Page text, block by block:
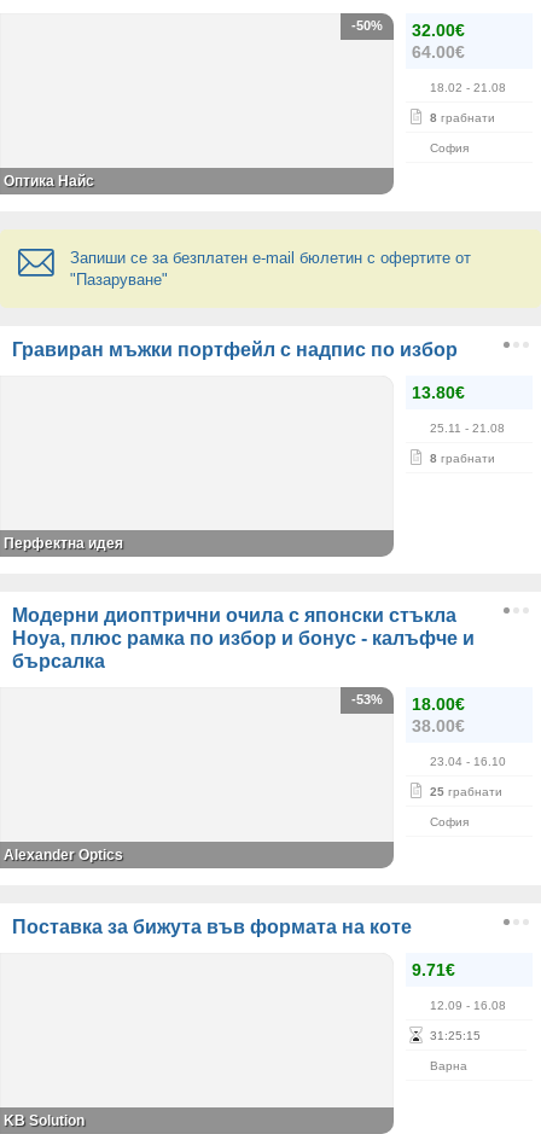
32.00€
64.00€
18.02 - 21.08
8 грабнати
София
-50%
Оптика Найс
Запиши се за безплатен e-mail бюлетин с офертите от
"Пазаруване"
Гравиран мъжки портфейл с надпис по избор
13.80€
25.11 - 21.08
8 грабнати
Перфектна идея
Модерни диоптрични очила с японски стъкла
Hoya, плюс рамка по избор и бонус - калъфче и
бърсалка
18.00€
38.00€
23.04 - 16.10
25 грабнати
София
-53%
Alexander Оptics
Поставка за бижута във формата на коте
9.71€
12.09 - 16.08
31 :25:15
Варна
KB Solution